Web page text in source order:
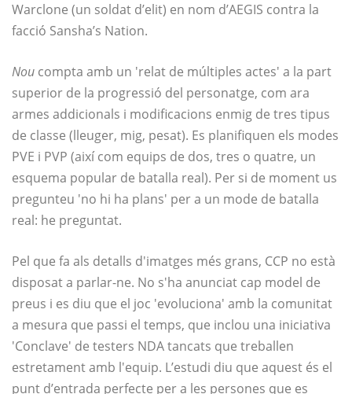
Warclone (un soldat d’elit) en nom d’AEGIS contra la
facció Sansha’s Nation.
Nou compta amb un 'relat de múltiples actes' a la part
superior de la progressió del personatge, com ara
armes addicionals i modificacions enmig de tres tipus
de classe (lleuger, mig, pesat). Es planifiquen els modes
PVE i PVP (així com equips de dos, tres o quatre, un
esquema popular de batalla real). Per si de moment us
pregunteu 'no hi ha plans' per a un mode de batalla
real: he preguntat.
Pel que fa als detalls d'imatges més grans, CCP no està
disposat a parlar-ne. No s'ha anunciat cap model de
preus i es diu que el joc 'evoluciona' amb la comunitat
a mesura que passi el temps, que inclou una iniciativa
'Conclave' de testers NDA tancats que treballen
estretament amb l'equip. L’estudi diu que aquest és el
punt d’entrada perfecte per a les persones que es